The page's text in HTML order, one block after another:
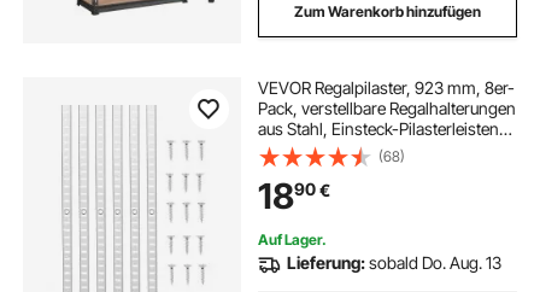
Zum Warenkorb hinzufügen
VEVOR Regalpilaster, 923 mm, 8er-
Pack, verstellbare Regalhalterungen
aus Stahl, Einsteck-Pilasterleisten-
Standards mit 32 Schrauben,
geeignet für Wandregalsystem,
Schrankorganisation
(68)
1890€
Auf Lager.
Lieferung:sobald Do. Aug. 13